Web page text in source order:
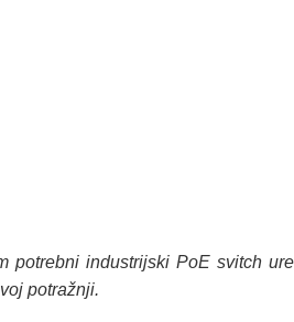
potrebni industrijski PoE svitch
potražnji.